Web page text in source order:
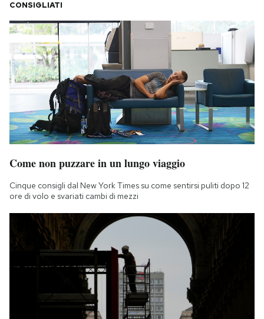
CONSIGLIATI
Come non puzzare in un lungo viaggio
Cinque consigli dal New York Times su come sentirsi puliti dopo 12
ore di volo e svariati cambi di mezzi